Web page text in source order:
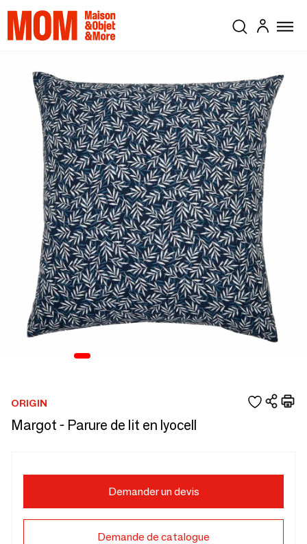
ORIGIN
Margot - Parure de lit en lyocell
Demander un devis
Demande de catalogue